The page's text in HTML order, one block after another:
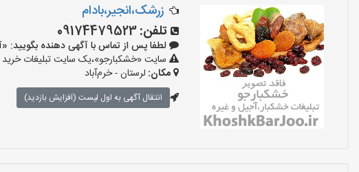
زرشک،انجیر،بادام
تلفن:09174479523
لطفا پس از تماس با آگهی دهنده بگویید: «آگهی
سایت «خشکبارجو»،یک سایت تبلیغات
مکان: لرستان - خرم‌آباد
انتقال آگهی به اول لیست (افزایش بازدید)